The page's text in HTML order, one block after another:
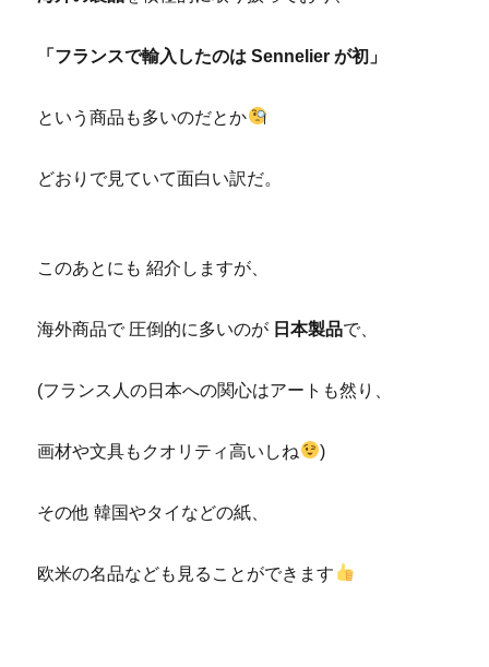
「フランスで輸入したのは Sennelier が初」
という商品も多いのだとか
どおりで見ていて面白い訳だ。
このあとにも 紹介しますが、
海外商品で 圧倒的に多いのが 日本製品で、
(フランス人の日本への関心はアートも然り、
画材や文具もクオリティ高いしね )
その他 韓国やタイなどの紙、
欧米の名品なども見ることができます